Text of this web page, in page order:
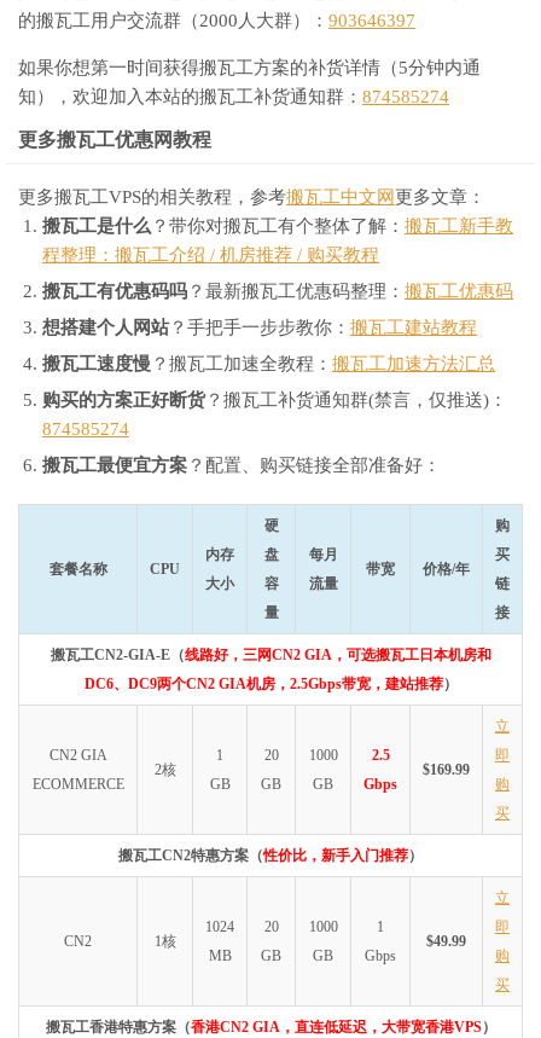
的搬瓦工用户交流群（2000人大群）： 903646397
如果你想第一时间获得搬瓦工方案的补货详情（5分钟内通
知），欢迎加入本站的搬瓦工补货通知群： 874585274
更多搬瓦工优惠网教程
更多搬瓦工VPS的相关教程，参考搬瓦工中文网 更多文章：
搬瓦工是什么 ？带你对搬瓦工有个整体了解： 搬瓦工新手教
程整理：搬瓦工介绍 / 机房推荐 / 购买教程
搬瓦工有优惠码吗 ？最新搬瓦工优惠码整理： 搬瓦工优惠码
想搭建个人网站？手把手一步步教你： 搬瓦工建站教程
搬瓦工速度慢 ？搬瓦工加速全教程： 搬瓦工加速方法汇总
购买的方案正好断货？搬瓦工补货通知群(禁言，仅推送)：
874585274
搬瓦工最便宜方案 ？配置、购买链接全部准备好：
套餐名称 CPU
内存
大小
硬
盘
容
量
每月
流量
带宽 价格/年
购
买
链
接
搬瓦工CN2-GIA-E（线路好，三网CN2 GIA，可选搬瓦工日本机房和
DC6、DC9两个CN2 GIA机房，2.5Gbps带宽，建站推荐）
CN2 GIA
ECOMMERCE
2核
1
GB
20
GB
1000
GB
2.5
Gbps
$169.99
立
即
购
买
搬瓦工CN2特惠方案（性价比，新手入门推荐）
CN2 1核
1024
MB
20
GB
1000
GB
1
Gbps
$49.99
立
即
购
买
搬瓦工香港特惠方案（香港CN2 GIA，直连低延迟，大带宽香港VPS）